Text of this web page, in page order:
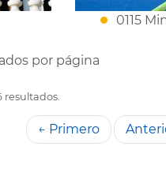
0115
por página
resultados.
← Primero